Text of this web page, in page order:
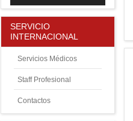
SERVICIO
INTERNACIONAL
Servicios Médicos
Staff Profesional
Contactos